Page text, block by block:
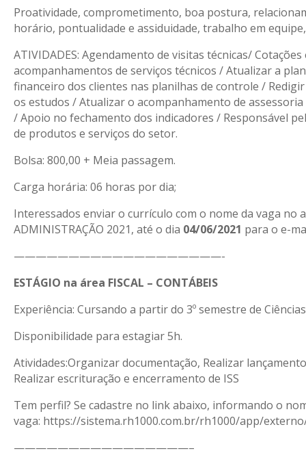
Proatividade, comprometimento, boa postura,
horário, pontualidade e assiduidade, trabalho em
ATIVIDADES: Agendamento de visitas técnicas/
acompanhamentos de serviços técnicos / Atualizar a
financeiro dos clientes nas planilhas de controle /
os estudos / Atualizar o acompanhamento de
/ Apoio no fechamento dos indicadores / Responsável
de produtos e serviços do setor.
Bolsa: 800,00 + Meia passagem.
Carga horária: 06 horas por dia;
Interessados enviar o currículo com o nome da vaga no
ADMINISTRAÇÃO 2021, até o dia 04/06/2021 para o e-
———————————————————-
ESTÁGIO na área FISCAL – CONTÁBEIS
Experiência: Cursando a partir do 3º semestre de
Disponibilidade para estagiar 5h.
Atividades:Organizar documentação, Realizar
Realizar escrituração e encerramento de ISS
Tem perfil? Se cadastre no link abaixo, informando o
vaga: https://sistema.rh1000.com.br/rh1000/app/
————————————————–